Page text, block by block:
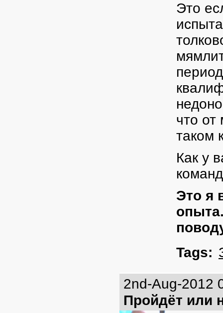
Это
что от
таком
Как у
Это я
Tags:
2nd-Aug-2012
Пройдёт или